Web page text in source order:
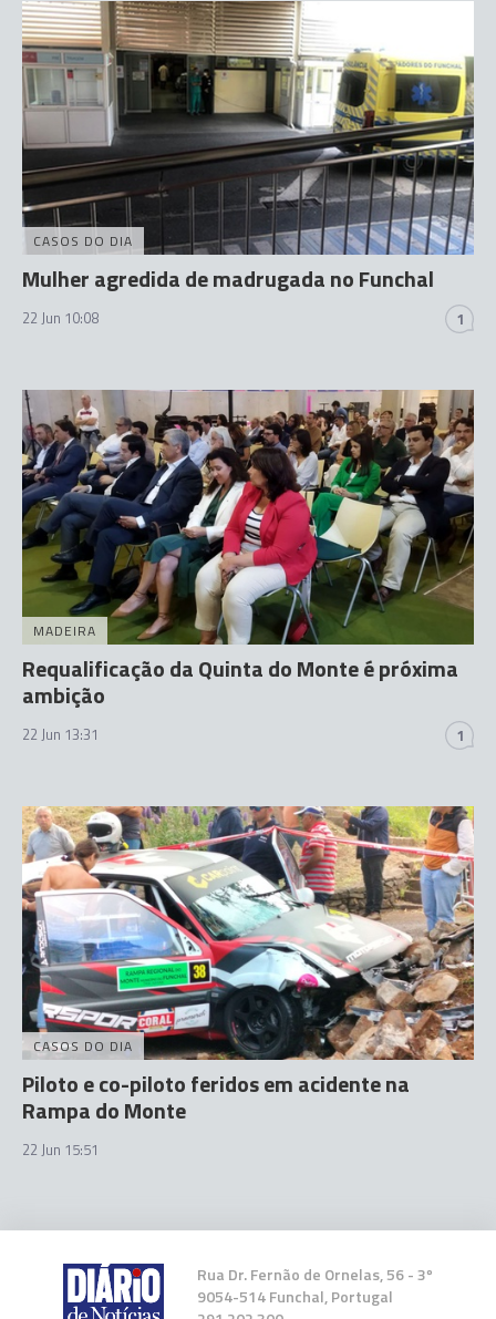
CASOS DO DIA
Mulher agredida de madrugada no Funchal
22 Jun 10:08 1
MADEIRA
Requalificação da Quinta do Monte é próxima
ambição
22 Jun 13:31 1
CASOS DO DIA
Piloto e co-piloto feridos em acidente na
Rampa do Monte
22 Jun 15:51
Rua Dr. Fernão de Ornelas, 56 - 3º
9054-514 Funchal, Portugal